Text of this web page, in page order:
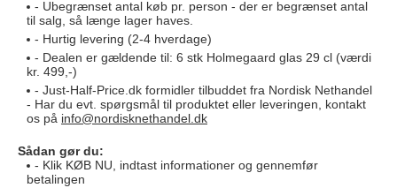
Ubegrænset antal køb pr. person - der er begrænset antal
til salg, så længe lager haves.
Hurtig levering (2-4 hverdage)
Dealen er gældende til: 6 stk Holmegaard glas 29 cl (værdi
kr. 499,-)
Just-Half-Price.dk formidler tilbuddet fra Nordisk Nethandel
- Har du evt. spørgsmål til produktet eller leveringen, kontakt
os på info@nordisknethandel.dk
Sådan gør du:
Klik KØB NU, indtast informationer og gennemfør
betalingen